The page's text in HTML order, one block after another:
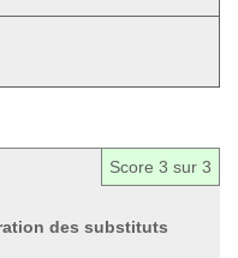
Score 3 sur 3
des substituts